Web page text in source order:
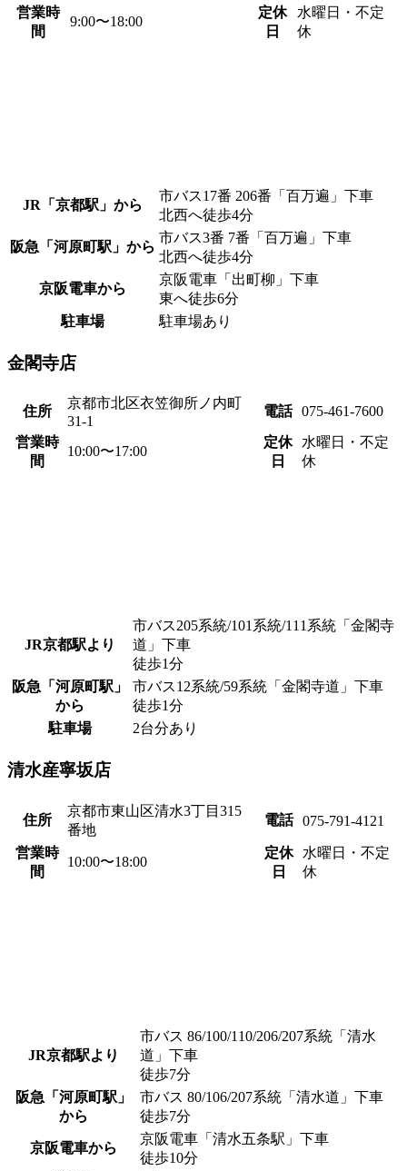
営業時
間
9:00〜18:00
定休
日
水曜日・不定
休
JR「京都駅」から
市バス17番 206番「百万遍」下車
北西へ徒歩4分
阪急「河原町駅」から
市バス3番 7番「百万遍」下車
北西へ徒歩4分
京阪電車から
京阪電車「出町柳」下車
東へ徒歩6分
駐車場
駐車場あり
金閣寺店
住所
京都市北区衣笠御所ノ内町
31-1
電話 075-461-7600
営業時
間
10:00〜17:00
定休
日
水曜日・不定
休
JR京都駅より
市バス205系統/101系統/111系統「金閣寺
道」下車
徒歩1分
阪急「河原町駅」
から
市バス12系統/59系統「金閣寺道」下車
徒歩1分
駐車場
2台分あり
清水産寧坂店
住所
京都市東山区清水3丁目315
番地
電話 075-791-4121
営業時
間
10:00〜18:00
定休
日
水曜日・不定
休
JR京都駅より
市バス 86/100/110/206/207系統「清水
道」下車
徒歩7分
阪急「河原町駅」
から
市バス 80/106/207系統「清水道」下車
徒歩7分
京阪電車から
京阪電車「清水五条駅」下車
徒歩10分